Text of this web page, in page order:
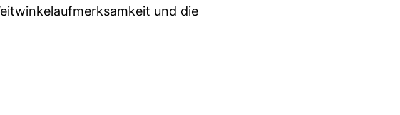
und die